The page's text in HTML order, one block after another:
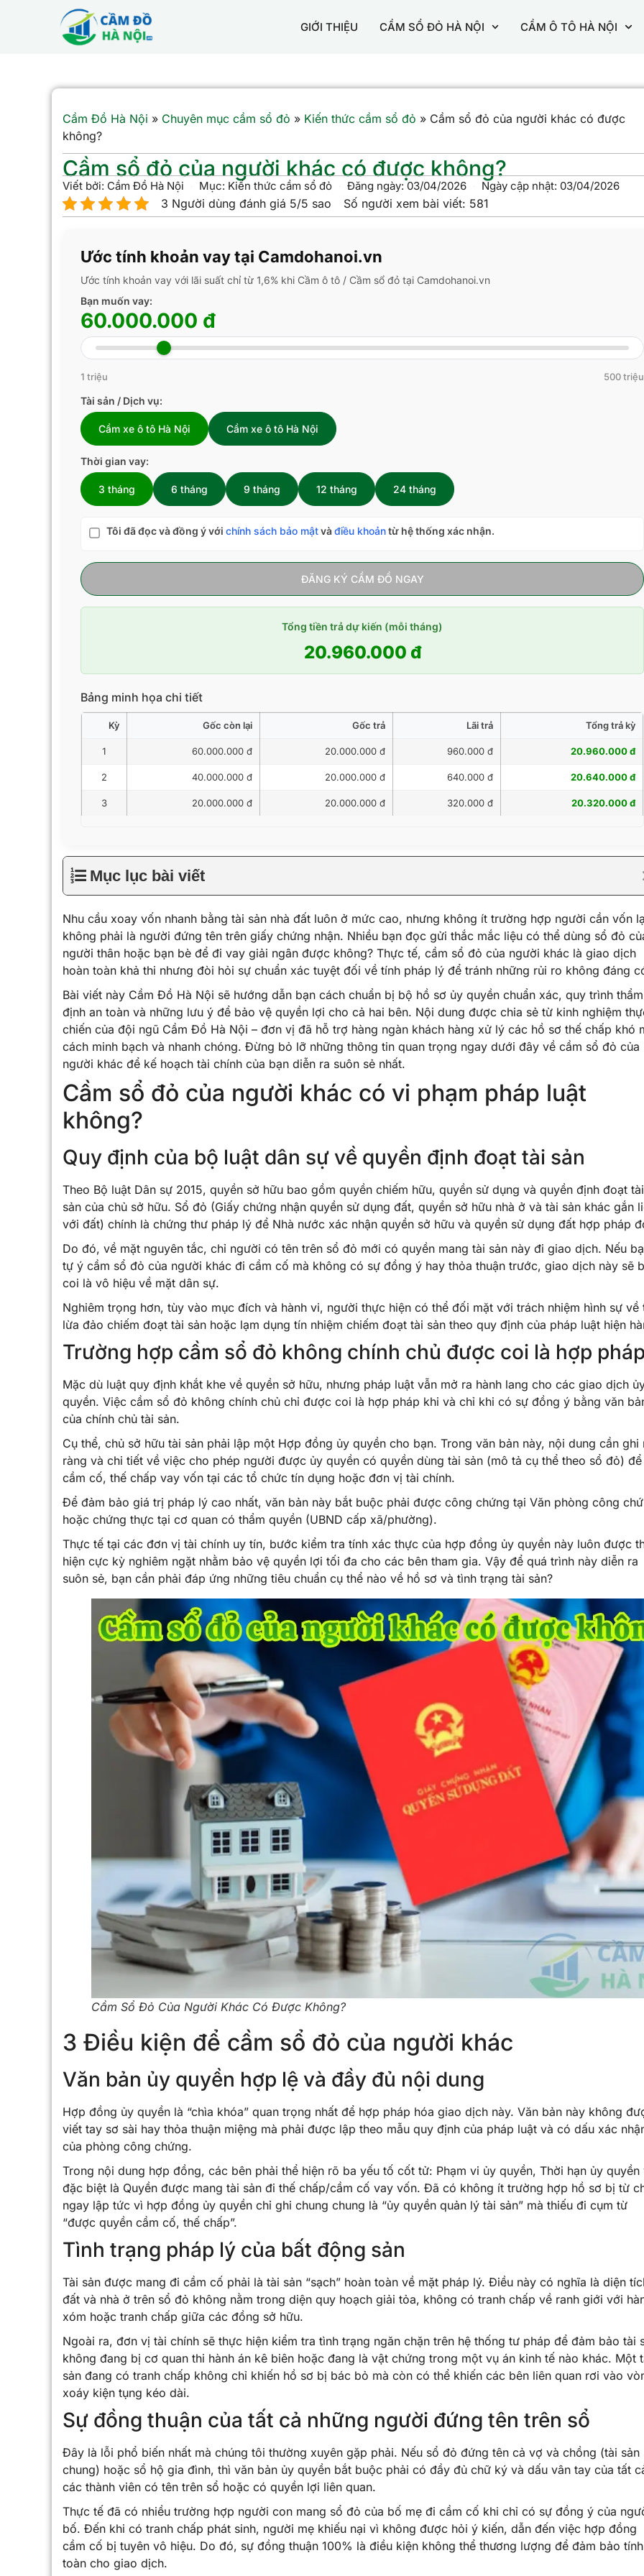
GIỚI THIỆU CẦM SỔ ĐỎ HÀ NỘI CẦM Ô TÔ HÀ NỘI
Cầm Đồ Hà Nội » Chuyên mục cầm sổ đỏ » Kiến thức cầm sổ đỏ » Cầm sổ đỏ của người khác có được
không?
Cầm sổ đỏ của người khác có được không?
Viết bởi: Cầm Đồ Hà Nội Mục: Kiến thức cầm sổ đỏ Đăng ngày: 03/04/2026 Ngày cập nhật: 03/04/2026
3 Người dùng đánh giá 5/5 sao Số người xem bài viết: 581
Ước tính khoản vay tại Camdohanoi.vn
Ước tính khoản vay với lãi suất chỉ từ 1,6% khi Cầm ô tô / Cầm sổ đỏ tại Camdohanoi.vn
Bạn muốn vay:
60.000.000 đ
1 triệu 500 triệu
Tài sản / Dịch vụ:
Cầm xe ô tô Hà Nội Cầm xe ô tô Hà Nội
Thời gian vay:
3 tháng 6 tháng 9 tháng 12 tháng 24 tháng
Tôi đã đọc và đồng ý với chính sách bảo mậtvàđiều khoảntừ hệ thống xác nhận.
ĐĂNG KÝ CẦM ĐỒ NGAY
Tổng tiền trả dự kiến (mỗi tháng)
20.960.000 đ
Bảng minh họa chi tiết
Kỳ Gốc còn lại Gốc trả Lãi trả Tổng trả kỳ
1 60.000.000 đ 20.000.000 đ 960.000 đ 20.960.000 đ
2 40.000.000 đ 20.000.000 đ 640.000 đ 20.640.000 đ
3 20.000.000 đ 20.000.000 đ 320.000 đ 20.320.000 đ
Mục lục bài viết
Nhu cầu xoay vốn nhanh bằng tài sản nhà đất luôn ở mức cao, nhưng không ít trường hợp người cần vốn
không phải là người đứng tên trên giấy chứng nhận. Nhiều bạn đọc gửi thắc mắc liệu có thể dùng sổ đỏ
người thân hoặc bạn bè để đi vay giải ngân được không? Thực tế, cầm sổ đỏ của người khác là giao dịch
hoàn toàn khả thi nhưng đòi hỏi sự chuẩn xác tuyệt đối về tính pháp lý để tránh những rủi ro không đáng
Bài viết này Cầm Đồ Hà Nội sẽ hướng dẫn bạn cách chuẩn bị bộ hồ sơ ủy quyền chuẩn xác, quy trình thẩm
định an toàn và những lưu ý để bảo vệ quyền lợi cho cả hai bên. Nội dung được chia sẻ từ kinh nghiệm
chiến của đội ngũ Cầm Đồ Hà Nội – đơn vị đã hỗ trợ hàng ngàn khách hàng xử lý các hồ sơ thế chấp khó
cách minh bạch và nhanh chóng. Đừng bỏ lỡ những thông tin quan trọng ngay dưới đây về cầm sổ đỏ của
người khác để kế hoạch tài chính của bạn diễn ra suôn sẻ nhất.
Cầm sổ đỏ của người khác có vi phạm pháp luật
không?
Quy định của bộ luật dân sự về quyền định đoạt tài sản
Theo Bộ luật Dân sự 2015, quyền sở hữu bao gồm quyền chiếm hữu, quyền sử dụng và quyền định đoạt tài
sản của chủ sở hữu. Sổ đỏ (Giấy chứng nhận quyền sử dụng đất, quyền sở hữu nhà ở và tài sản khác gắn
với đất) chính là chứng thư pháp lý để Nhà nước xác nhận quyền sở hữu và quyền sử dụng đất hợp pháp
Do đó, về mặt nguyên tắc, chỉ người có tên trên sổ đỏ mới có quyền mang tài sản này đi giao dịch. Nếu
tự ý cầm sổ đỏ của người khác đi cầm cố mà không có sự đồng ý hay thỏa thuận trước, giao dịch này sẽ
coi là vô hiệu về mặt dân sự.
Nghiêm trọng hơn, tùy vào mục đích và hành vi, người thực hiện có thể đối mặt với trách nhiệm hình sự về
lừa đảo chiếm đoạt tài sản hoặc lạm dụng tín nhiệm chiếm đoạt tài sản theo quy định của pháp luật hiện
Trường hợp cầm sổ đỏ không chính chủ được coi là hợp
Mặc dù luật quy định khắt khe về quyền sở hữu, nhưng pháp luật vẫn mở ra hành lang cho các giao dịch
quyền. Việc cầm sổ đỏ không chính chủ chỉ được coi là hợp pháp khi và chỉ khi có sự đồng ý bằng văn
của chính chủ tài sản.
Cụ thể, chủ sở hữu tài sản phải lập một Hợp đồng ủy quyền cho bạn. Trong văn bản này, nội dung cần ghi
ràng và chi tiết về việc cho phép người được ủy quyền có quyền dùng tài sản (mô tả cụ thể theo sổ đỏ) để
cầm cố, thế chấp vay vốn tại các tổ chức tín dụng hoặc đơn vị tài chính.
Để đảm bảo giá trị pháp lý cao nhất, văn bản này bắt buộc phải được công chứng tại Văn phòng công
hoặc chứng thực tại cơ quan có thẩm quyền (UBND cấp xã/phường).
Thực tế tại các đơn vị tài chính uy tín, bước kiểm tra tính xác thực của hợp đồng ủy quyền này luôn được
hiện cực kỳ nghiêm ngặt nhằm bảo vệ quyền lợi tối đa cho các bên tham gia. Vậy để quá trình này diễn ra
suôn sẻ, bạn cần phải đáp ứng những tiêu chuẩn cụ thể nào về hồ sơ và tình trạng tài sản?
Cầm Sổ Đỏ Của Người Khác Có Được Không?
3 Điều kiện để cầm sổ đỏ của người khác
Văn bản ủy quyền hợp lệ và đầy đủ nội dung
Hợp đồng ủy quyền là “chìa khóa” quan trọng nhất để hợp pháp hóa giao dịch này. Văn bản này không
viết tay sơ sài hay thỏa thuận miệng mà phải được lập theo mẫu quy định của pháp luật và có dấu xác
của phòng công chứng.
Trong nội dung hợp đồng, các bên phải thể hiện rõ ba yếu tố cốt tử: Phạm vi ủy quyền, Thời hạn ủy quyền
đặc biệt là Quyền được mang tài sản đi thế chấp/cầm cố vay vốn. Đã có không ít trường hợp hồ sơ bị từ
ngay lập tức vì hợp đồng ủy quyền chỉ ghi chung chung là “ủy quyền quản lý tài sản” mà thiếu đi cụm từ
“được quyền cầm cố, thế chấp”.
Tình trạng pháp lý của bất động sản
Tài sản được mang đi cầm cố phải là tài sản “sạch” hoàn toàn về mặt pháp lý. Điều này có nghĩa là diện
đất và nhà ở trên sổ đỏ không nằm trong diện quy hoạch giải tỏa, không có tranh chấp về ranh giới với
xóm hoặc tranh chấp giữa các đồng sở hữu.
Ngoài ra, đơn vị tài chính sẽ thực hiện kiểm tra tình trạng ngăn chặn trên hệ thống tư pháp để đảm bảo tài
không đang bị cơ quan thi hành án kê biên hoặc đang là vật chứng trong một vụ án kinh tế nào khác. Một
sản đang có tranh chấp không chỉ khiến hồ sơ bị bác bỏ mà còn có thể khiến các bên liên quan rơi vào
xoáy kiện tụng kéo dài.
Sự đồng thuận của tất cả những người đứng tên trên sổ
Đây là lỗi phổ biến nhất mà chúng tôi thường xuyên gặp phải. Nếu sổ đỏ đứng tên cả vợ và chồng (tài sản
chung) hoặc sổ hộ gia đình, thì văn bản ủy quyền bắt buộc phải có đầy đủ chữ ký và dấu vân tay của tất
các thành viên có tên trên sổ hoặc có quyền lợi liên quan.
Thực tế đã có nhiều trường hợp người con mang sổ đỏ của bố mẹ đi cầm cố khi chỉ có sự đồng ý của
bố. Đến khi có tranh chấp phát sinh, người mẹ khiếu nại vì không được hỏi ý kiến, dẫn đến việc hợp đồng
cầm cố bị tuyên vô hiệu. Do đó, sự đồng thuận 100% là điều kiện không thể thương lượng để đảm bảo
toàn cho giao dịch.